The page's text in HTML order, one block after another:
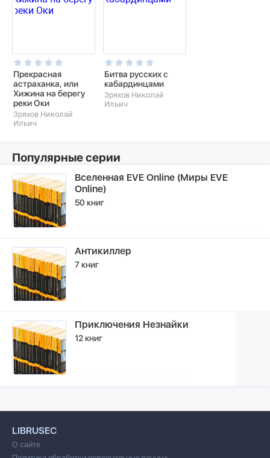
Прекрасная
астраханка, или
Хижина на берегу
реки Оки
Зряхов Николай
Ильич
Битва русских с
кабардинцами
Зряхов Николай
Ильич
Популярные серии
Вселенная EVE Online (Миры EVE
Online)
50 книг
Антикиллер
7 книг
Приключения Незнайки
12 книг
LIBRUSEC
О сайте